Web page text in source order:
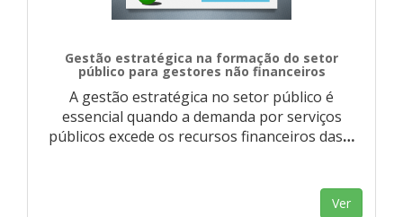
Gestão estratégica na formação do setor
público para gestores não financeiros
A gestão estratégica no setor público é
essencial quando a demanda por serviços
públicos excede os recursos financeiros das…
Ver